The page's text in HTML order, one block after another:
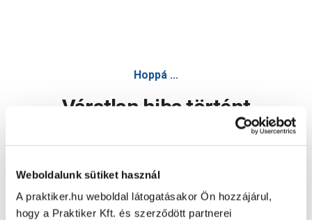
Weboldalunk sütiket használ
A praktiker.hu weboldal látogatásakor Ön hozzájárul,
hogy a Praktiker Kft. és szerződött partnerei
Hoppá ...
Váratlan hiba történt
Oldal újratöltése